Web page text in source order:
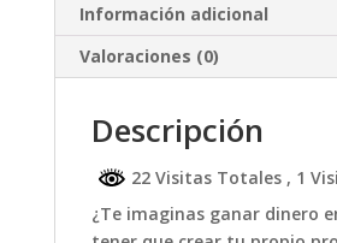
Información adicional
Valoraciones (0)
Descripción
22 Visitas Totales , 1
¿Te imaginas ganar dinero